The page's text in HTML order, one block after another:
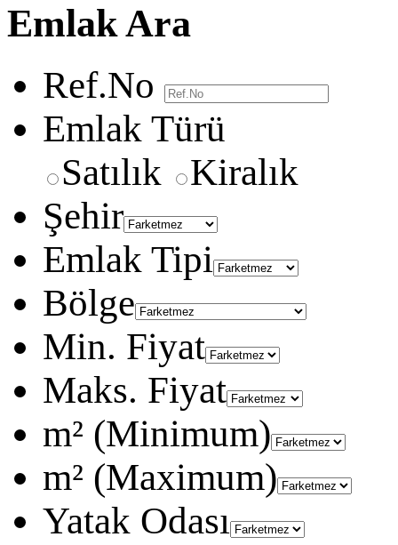
Emlak Ara
Ref.No
Emlak Türü
Satılık
Kiralık
Şehir
Emlak Tipi
Bölge
Min. Fiyat
Maks. Fiyat
m² (Minimum)
m² (Maximum)
Yatak Odası